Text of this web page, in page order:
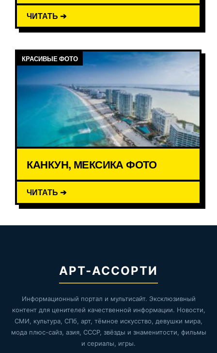
ЧИТАТЬ ➔
КРАСИВЫЕ ФОТО
КАНКУН, МЕКСИКА ФОТО
ЧИТАТЬ ➔
АРТ-АССОРТИ
Информационный портал и мультисайт. Эксклюзивный
контент для ценителей качественной информации. Новости,
СМИ, культура, СПб, арт, тёмное искусство, девушки мира,
мода плюс-сайз, азия, СССР, звёзды и знаменитости, фильмы
и сериалы, игры.